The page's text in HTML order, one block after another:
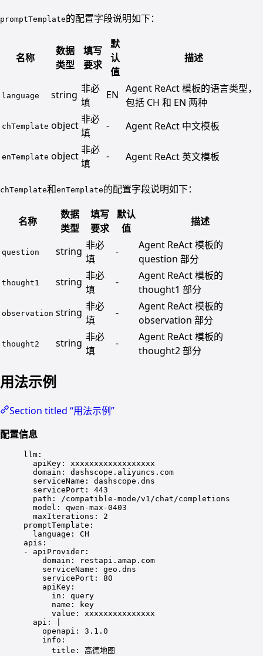
promptTemplate的配置字段说明如下：
名称
数据
类型
填写
要求
默
认
值
描述
language string 非必
填
EN Agent ReAct 模板的语言类型，
包括 CH 和 EN 两种
chTemplate object非必
填
- Agent ReAct 中文模板
enTemplate object非必
填
- Agent ReAct 英文模板
chTemplate和enTemplate的配置字段说明如下：
名称
数据
类型
填写
要求
默认
值
描述
question string 非必
填
-
Agent ReAct 模板的
question 部分
thought1 string 非必
填
-
Agent ReAct 模板的
thought1 部分
observation string 非必
填
-
Agent ReAct 模板的
observation 部分
thought2 string 非必
填
-
Agent ReAct 模板的
thought2 部分
用法示例
Section titled “用法示例”
配置信息
llm :
apiKey : xxxxxxxxxxxxxxxxxx
domain : dashscope.aliyuncs.com
serviceName : dashscope.dns
servicePort : 443
path :
/compatible-mode/v1/chat/completions
model : qwen-max-0403
maxIterations : 2
promptTemplate :
language : CH
apis :
- apiProvider :
domain :
restapi.amap.com
serviceName : geo.dns
servicePort : 80
apiKey :
in : query
name :
key
value : xxxxxxxxxxxxxxx
api :
openapi: 3.1.0
info:
title: 高德地图